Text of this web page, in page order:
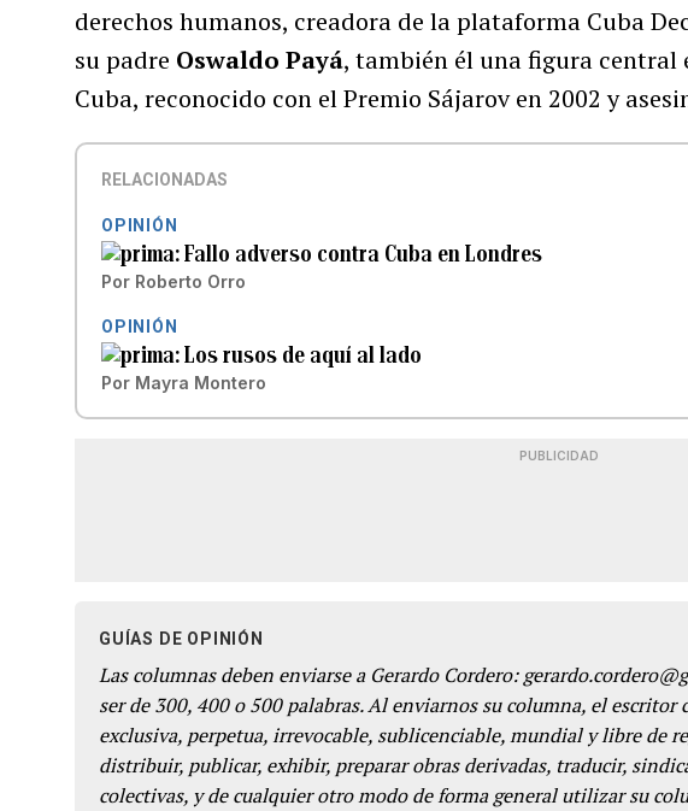
derechos humanos, creadora de la plataforma Cuba
su padre Oswaldo Payá, también él una figura central
Cuba, reconocido con el Premio Sájarov en 2002 y
RELACIONADAS
OPINIÓN
Fallo adverso contra Cuba en Londres
Por Roberto Orro
OPINIÓN
Los rusos de aquí al lado
Por Mayra Montero
PUBLICIDAD
GUÍAS DE OPINIÓN
Las columnas deben enviarse a Gerardo Cordero:
ser de 300, 400 o 500 palabras. Al enviarnos su columna, el escritor
exclusiva, perpetua, irrevocable, sublicenciable, mundial y libre de
distribuir, publicar, exhibir, preparar obras derivadas, traducir,
colectivas, y de cualquier otro modo de forma general utilizar su